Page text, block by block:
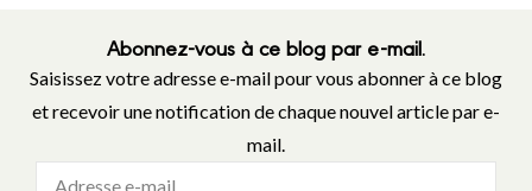
Abonnez-vous à ce blog par e-mail.
Saisissez votre adresse e-mail pour vous abonner à ce blog
et recevoir une notification de chaque nouvel article par e-
mail.